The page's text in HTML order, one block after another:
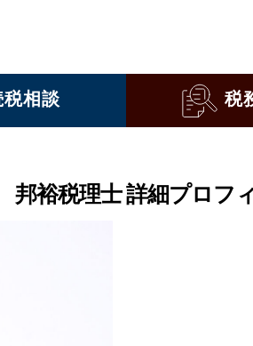
相談 税
裕税理士詳細プロフ